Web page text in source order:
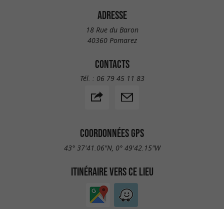
ADRESSE
18 Rue du Baron
40360 Pomarez
CONTACTS
Tél. : 06 79 45 11 83
COORDONNÉES GPS
43° 37'41.06"N, 0° 49'42.15"W
ITINÉRAIRE VERS CE LIEU